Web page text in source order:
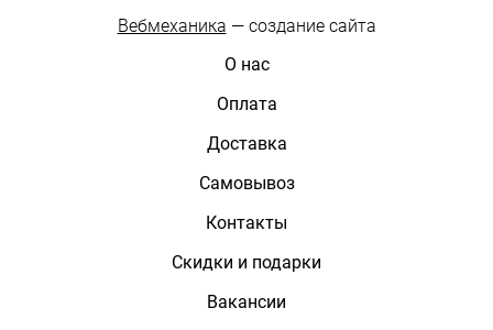
Вебмеханика — создание сайта
О нас
Оплата
Доставка
Самовывоз
Контакты
Скидки и подарки
Вакансии